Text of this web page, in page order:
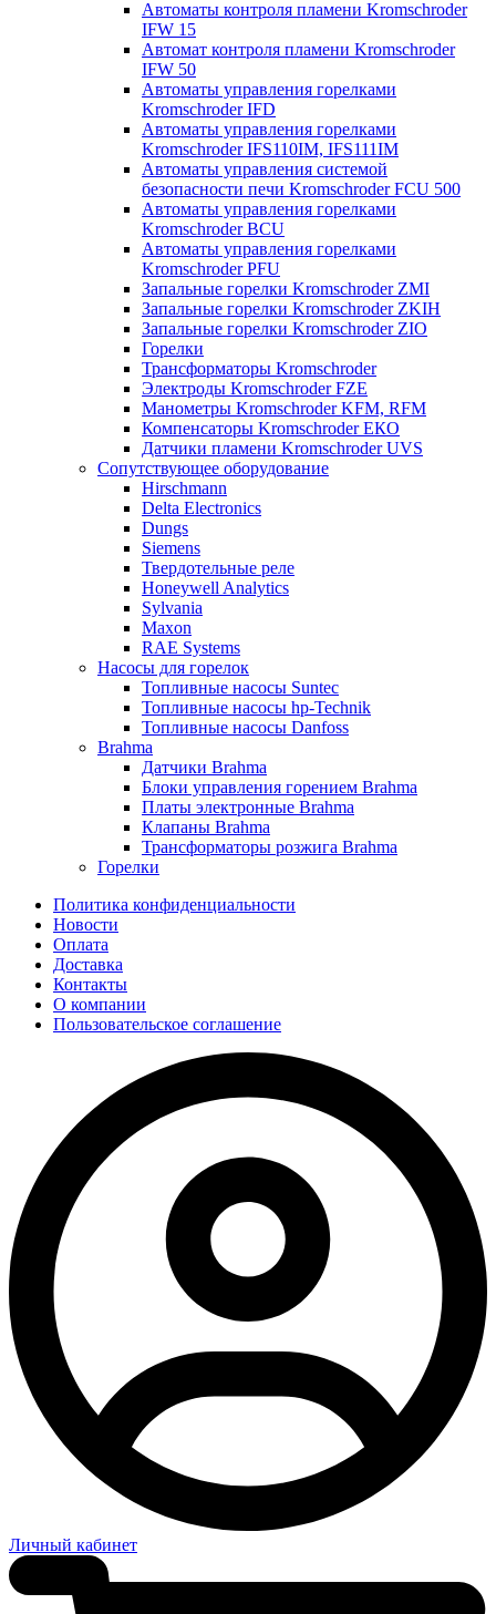
Автоматы контроля пламени Kromschroder
IFW 15
Автомат контроля пламени Kromschroder
IFW 50
Автоматы управления горелками
Kromschroder IFD
Автоматы управления горелками
Kromschroder IFS110IM, IFS111IM
Автоматы управления системой
безопасности печи Kromschroder FCU 500
Автоматы управления горелками
Kromschroder BCU
Автоматы управления горелками
Kromschroder PFU
Запальные горелки Kromschroder ZМI
Запальные горелки Kromschroder ZKIH
Запальные горелки Kromschroder ZIO
Горелки
Трансформаторы Kromschroder
Электроды Kromschroder FZE
Манометры Kromschroder KFM, RFM
Компенсаторы Kromschroder ЕКО
Датчики пламени Kromschroder UVS
Сопутствующее оборудование
Hirschmann
Delta Electronics
Dungs
Siemens
Твердотельные реле
Honeywell Analytics
Sylvania
Maxon
RAE Systems
Насосы для горелок
Топливные насосы Suntec
Топливные насосы hp-Technik
Топливные насосы Danfoss
Brahma
Датчики Brahma
Блоки управления горением Brahma
Платы электронные Brahma
Клапаны Brahma
Трансформаторы розжига Brahma
Горелки
Политика конфиденциальности
Новости
Оплата
Доставка
Контакты
О компании
Пользовательское соглашение
Личный кабинет